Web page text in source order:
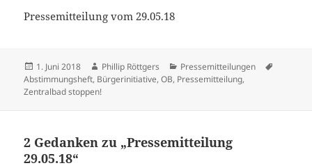
Pressemitteilung vom 29.05.18
Veröffentlicht
am
1. Juni 2018 Autor
Phillip Röttgers Kategorien
Pressemitteilungen
Abstimmungsheft, Bürgerinitiative,OB, Pressemitteilung,
Zentralbad stoppen!
2 Gedanken zu „Pressemitteilung
29.05.18“